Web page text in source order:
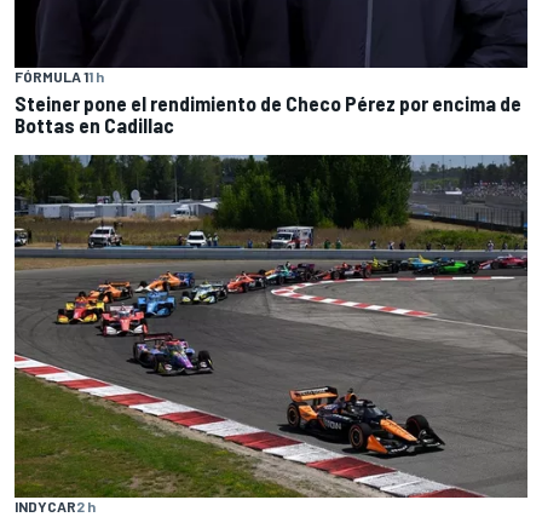
FÓRMULA 11 h
Steiner pone el rendimiento de Checo Pérez por encima de
Bottas en Cadillac
INDYCAR2 h